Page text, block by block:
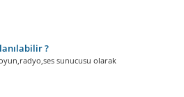
?
sunucusu olarak